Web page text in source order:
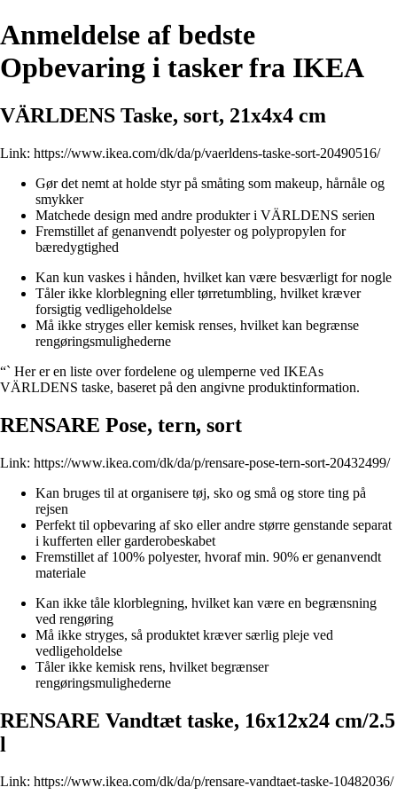
Anmeldelse af bedste
Opbevaring i tasker fra IKEA
VÄRLDENS Taske, sort, 21x4x4 cm
Link: https://www.ikea.com/dk/da/p/vaerldens-taske-sort-20490516/
Gør det nemt at holde styr på småting som makeup, hårnåle og
smykker
Matchede design med andre produkter i VÄRLDENS serien
Fremstillet af genanvendt polyester og polypropylen for
bæredygtighed
Kan kun vaskes i hånden, hvilket kan være besværligt for nogle
Tåler ikke klorblegning eller tørretumbling, hvilket kræver
forsigtig vedligeholdelse
Må ikke stryges eller kemisk renses, hvilket kan begrænse
rengøringsmulighederne
“` Her er en liste over fordelene og ulemperne ved IKEAs
VÄRLDENS taske, baseret på den angivne produktinformation.
RENSARE Pose, tern, sort
Link: https://www.ikea.com/dk/da/p/rensare-pose-tern-sort-20432499/
Kan bruges til at organisere tøj, sko og små og store ting på
rejsen
Perfekt til opbevaring af sko eller andre større genstande separat
i kufferten eller garderobeskabet
Fremstillet af 100% polyester, hvoraf min. 90% er genanvendt
materiale
Kan ikke tåle klorblegning, hvilket kan være en begrænsning
ved rengøring
Må ikke stryges, så produktet kræver særlig pleje ved
vedligeholdelse
Tåler ikke kemisk rens, hvilket begrænser
rengøringsmulighederne
RENSARE Vandtæt taske, 16x12x24 cm/2.5
l
Link: https://www.ikea.com/dk/da/p/rensare-vandtaet-taske-10482036/